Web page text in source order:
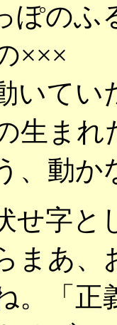
ぽのふ
×××
いてい
生ま
、動
せ字と
まあ
。「正